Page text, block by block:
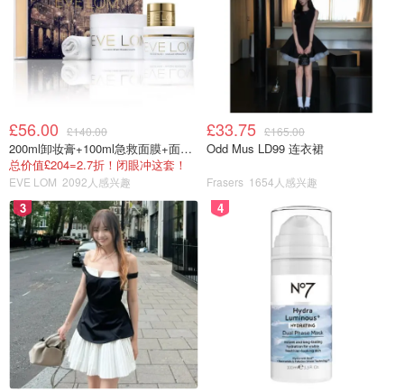
£56.00 £140.00
200ml卸妆膏+100ml急救面膜+面霜+洁颜布
总价值£204=2.7折！闭眼冲这套！
EVE LOM 2092人感兴趣
£33.75 £165.00
Odd Mus LD99 连衣裙
Frasers 1654人感兴趣
3 4